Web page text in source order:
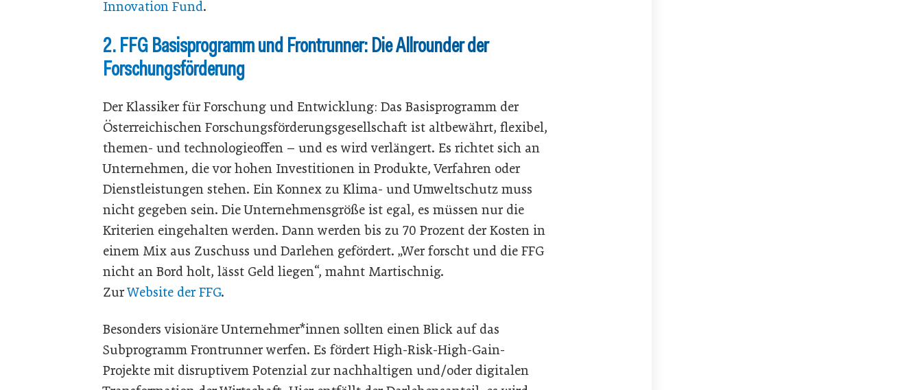
Innovation Fund.
2. FFG Basisprogramm und Frontrunner: Die Allrounder der
Forschungsförderung
Der Klassiker für Forschung und Entwicklung: Das Basisprogramm der
Österreichischen Forschungsförderungsgesellschaft ist altbewährt, flexibel,
themen- und technologieoffen – und es wird verlängert. Es richtet sich an
Unternehmen, die vor hohen Investitionen in Produkte, Verfahren oder
Dienstleistungen stehen. Ein Konnex zu Klima- und Umweltschutz muss
nicht gegeben sein. Die Unternehmensgröße ist egal, es müssen nur die
Kriterien eingehalten werden. Dann werden bis zu 70 Prozent der Kosten in
einem Mix aus Zuschuss und Darlehen gefördert. „Wer forscht und die FFG
nicht an Bord holt, lässt Geld liegen“, mahnt Martischnig.
ZurWebsite der FFG.
Besonders visionäre Unternehmer*innen sollten einen Blick auf das
Subprogramm Frontrunner werfen. Es fördert High-Risk-High-Gain-
Projekte mit disruptivem Potenzial zur nachhaltigen und/oder digitalen